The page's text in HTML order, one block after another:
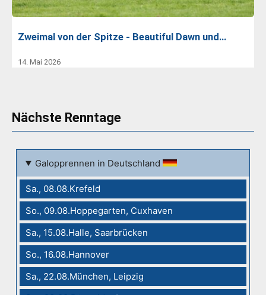
Zweimal von der Spitze - Beautiful Dawn und…
14. Mai 2026
Nächste Renntage
Galopprennen in Deutschland
Sa., 08.08.Krefeld
So., 09.08.Hoppegarten, Cuxhaven
Sa., 15.08.Halle, Saarbrücken
So., 16.08.Hannover
Sa., 22.08.München, Leipzig